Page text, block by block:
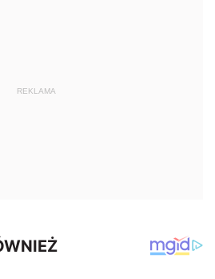
REKLAMA